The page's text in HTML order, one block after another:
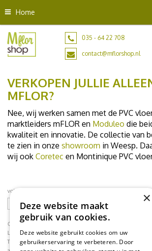
n
Home
035 - 64 22 708
contact@mflorshop.nl
VERKOPEN JULLIE
MFLOR?
Nee, wij werken samen met de PVC
marktleiders mFLOR en Moduleo die
kwaliteit en innovatie. De collectie van
te zien in onze showroom in Weesp.
wij ook Coretec en Montinique PVC
volg ons op social media
CONTACT
Loodijk 241243 JB 's Graveland
Telefoonnummer:035 - 64 22 708 contact@mflorshop.nl
×
Deze website maakt
gebruik van cookies.
Deze website gebruikt cookies om uw
gebruikerservaring te verbeteren. Door